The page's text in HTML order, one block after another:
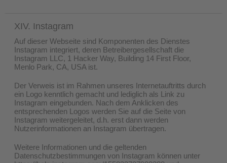
XIV. Instagram
Auf dieser Webseite sind Komponenten des Dienstes
Instagram integriert, deren Betreibergesellschaft die
Instagram LLC, 1 Hacker Way, Building 14 First Floor,
Menlo Park, CA, USA ist.
Der Verweis ist im Rahmen unseres Internetauftritts durch
ein Logo kenntlich gemacht und lediglich als Link zu
Instagram eingebunden. Nach dem Anklicken des
entsprechenden Logos werden Sie auf die Seite von
Instagram weitergeleitet, d.h. erst dann werden
Nutzerinformationen an Instagram übertragen.
Weitere Informationen und die geltenden
Datenschutzbestimmungen von Instagram können unter